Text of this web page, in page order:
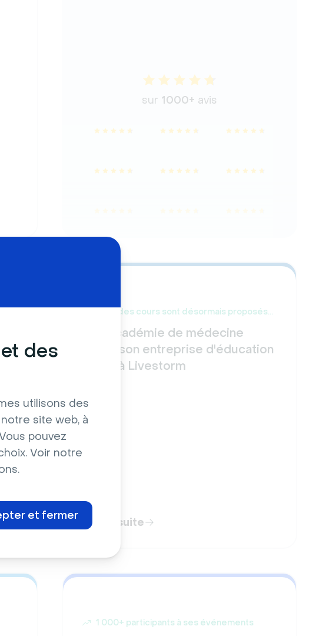
des
utilisons des
site web, à
pouvez
Voir notre
et fermer
sur 1000+ avis
50% des cours sont désormais proposés
en ligne
Une académie de médecine
sauve son entreprise d'éducation
grâce à Livestorm
Lire la suite
1 000+ participants à ses événements